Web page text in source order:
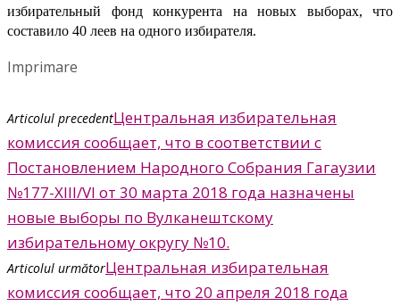
избирательный фонд конкурента на новых выборах, что
составило 40 леев на одного избирателя.
Imprimare
Articolul precedentЦентральная избирательная
комиссия сообщает, что в соответствии с
Постановлением Народного Собрания Гагаузии
№177-XIII/VI от 30 марта 2018 года назначены
новые выборы по Вулканештскому
избирательному округу №10.
Articolul următorЦентральная избирательная
комиссия сообщает, что 20 апреля 2018 года